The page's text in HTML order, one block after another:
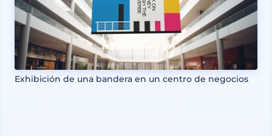
Exhibición de una bandera en un centro de negocios